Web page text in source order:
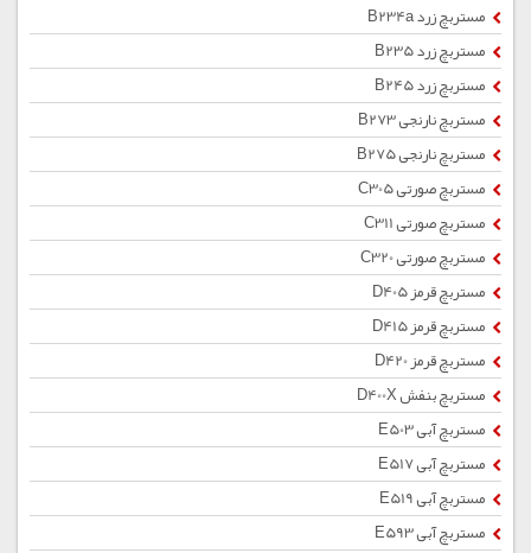
مستربچ زرد B234a
مستربچ زرد B235
مستربچ زرد B245
مستربچ نارنجی B273
مستربچ نارنجی B275
مستربچ صورتی C305
مستربچ صورتی C311
مستربچ صورتی C320
مستربچ قرمز D405
مستربچ قرمز D415
مستربچ قرمز D420
مستربچ بنفش D400X
مستربچ آبی E503
مستربچ آبی E517
مستربچ آبی E519
مستربچ آبی E593